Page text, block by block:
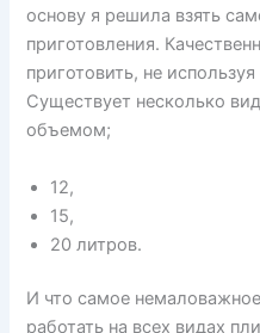
основу я решила взять
приготовления.
приготовить, не
Существует несколько
объемом;
12,
15,
20 литров.
И что самое
работать на всех видах